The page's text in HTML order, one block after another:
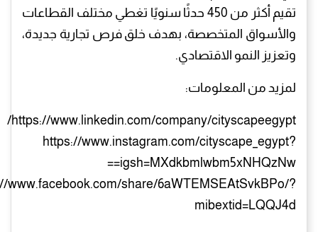
تقيم أكثر من 450 حدثًا سنويًا تغطي مختلف القطاعات
والأسواق المتخصصة، بهدف خلق فرص تجارية جديدة،
وتعزيز النمو الاقتصادي.
لمزيد من المعلومات:
https://www.linkedin.com/company/cityscapeegypt/
https://www.instagram.com/cityscape_egypt?
igsh=MXdkbmlwbm5xNHQzNw==
www.facebook.com/share/6aWTEMSEAtSvkBPo/?
mibextid=LQQJ4d